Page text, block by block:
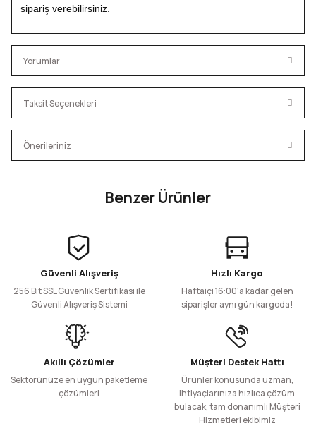
sipariş verebilirsiniz.
Yorumlar
Bu ürüne ilk yorumu siz yapın!
Taksit Seçenekleri
Önerileriniz
konularda yetersiz gördüğünüz noktaları öneri formunu
Ürün resmi kalitesiz, bozuk veya görüntülenemiyor.
Ürün açıklamasında eksik bilgiler bulunuyor.
Ürün bilgilerinde hatalar bulunuyor.
Bu ürüne benzer farklı alternatifler olmalı.
Benzer Ürünler
200 Adet
1.667,13 TL
+ KDV
Sepete Ekle
Bardak Taşıma Viyolü 4'lü Bardak Taşıma Viyolü 2'li
240 Adet
Güvenli Alışveriş
256 Bit SSL Güvenlik Sertifikası ile
Güvenli Alışveriş Sistemi
Hızlı Kargo
Haftaiçi 16:00'a kadar gelen
siparişler aynı gün kargoda!
Akıllı Çözümler
Sektörünüze en uygun paketleme
çözümleri
Müşteri Destek Hattı
Ürünler konusunda uzman,
ihtiyaçlarınıza hızlıca çözüm
bulacak, tam donanımlı Müşteri
Hizmetleri ekibimiz